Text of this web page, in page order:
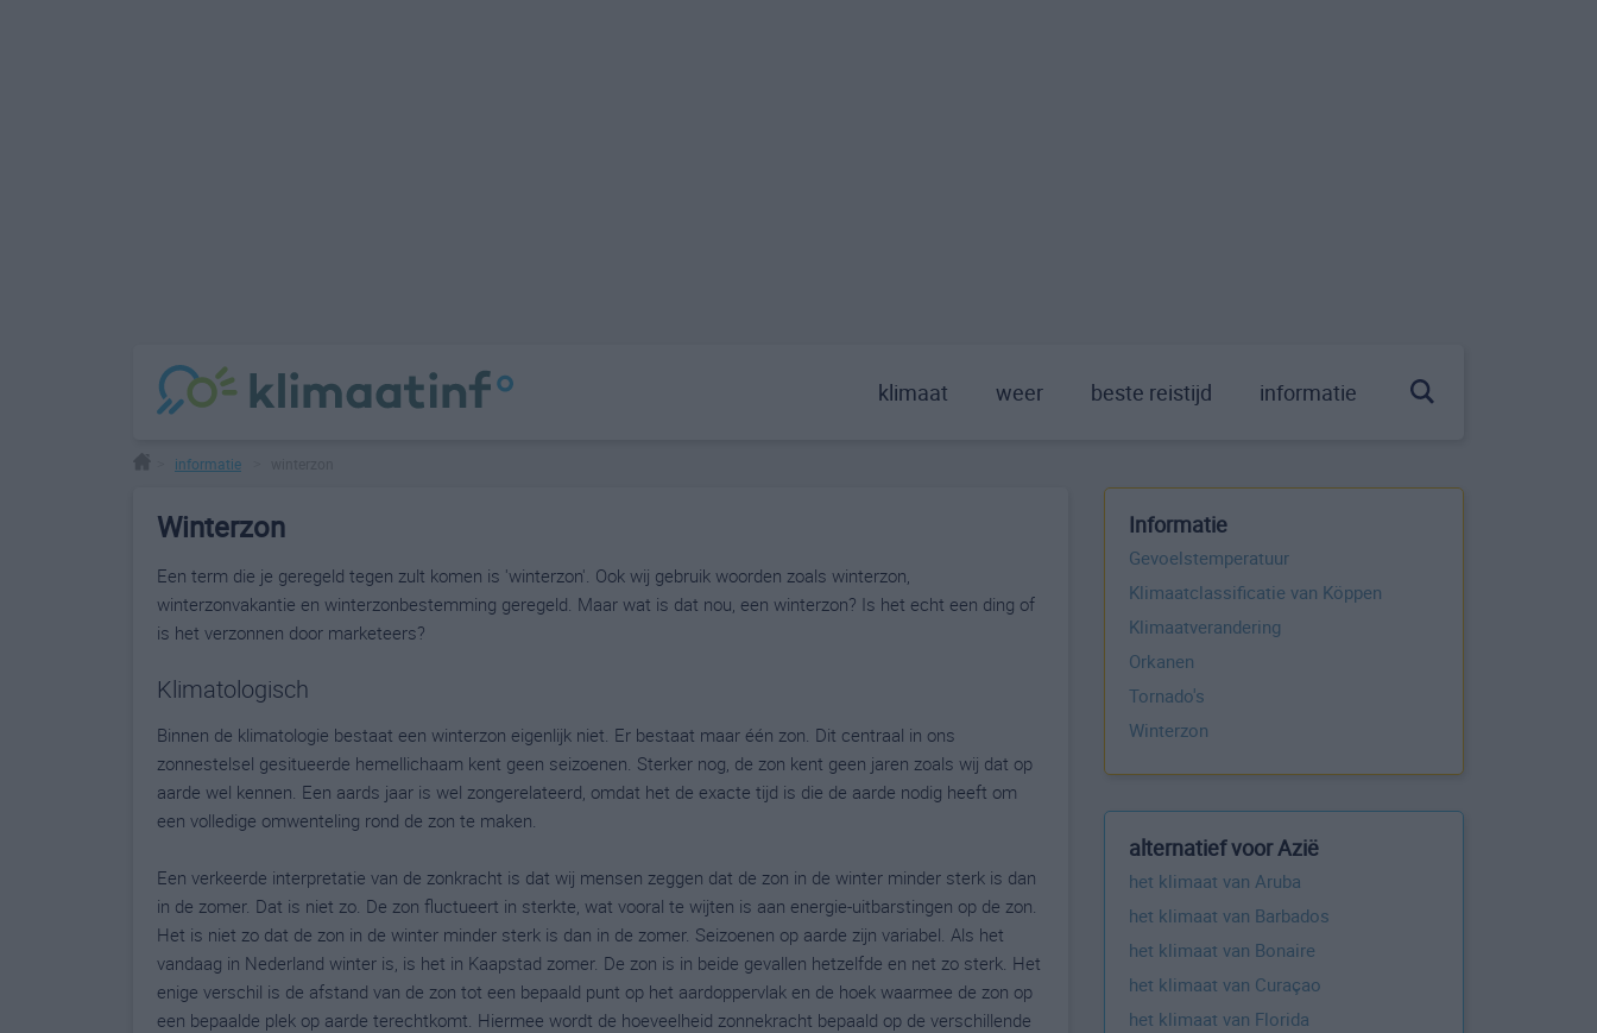
klimaat weer beste reistijd informatie
informatie
Winterzon
Een term die je geregeld tegen zult komen is 'winterzon'. Ook wij gebruik woorden zoals winterzon,
winterzonvakantie en winterzonbestemming geregeld. Maar wat is dat nou, een winterzon? Is het echt een ding of
is het verzonnen door marketeers?
Klimatologisch
Binnen de klimatologie bestaat een winterzon eigenlijk niet. Er bestaat maar één zon. Dit centraal in ons
zonnestelsel gesitueerde hemellichaam kent geen seizoenen. Sterker nog, de zon kent geen jaren zoals wij dat op
aarde wel kennen. Een aards jaar is wel zongerelateerd, omdat het de exacte tijd is die de aarde nodig heeft om
een volledige omwenteling rond de zon te maken.
Een verkeerde interpretatie van de zonkracht is dat wij mensen zeggen dat de zon in de winter minder sterk is dan
in de zomer. Dat is niet zo. De zon fluctueert in sterkte, wat vooral te wijten is aan energie-uitbarstingen op de zon.
Het is niet zo dat de zon in de winter minder sterk is dan in de zomer. Seizoenen op aarde zijn variabel. Als het
vandaag in Nederland winter is, is het in Kaapstad zomer. De zon is in beide gevallen hetzelfde en net zo sterk. Het
enige verschil is de afstand van de zon tot een bepaald punt op het aardoppervlak en de hoek waarmee de zon op
een bepaalde plek op aarde terechtkomt. Hiermee wordt de hoeveelheid zonnekracht bepaald op de verschillende
Informatie
Gevoelstemperatuur
Klimaatclassificatie van Köppen
Klimaatverandering
Orkanen
Tornado's
Winterzon
alternatief voor Azië
het klimaat van Aruba
het klimaat van Barbados
het klimaat van Bonaire
het klimaat van Curaçao
het klimaat van Florida